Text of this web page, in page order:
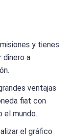
y tienes
dinero a
ventajas
fiat con
el mundo.
el gráfico